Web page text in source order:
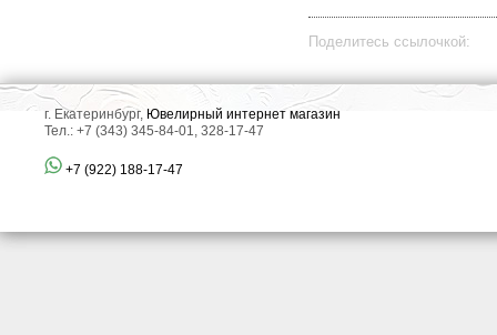
Поделитесь ссылочкой:
г. Екатеринбург, Ювелирный интернет магазин
Тел.: +7 (343) 345-84-01, 328-17-47
+7 (922) 188-17-47